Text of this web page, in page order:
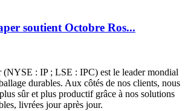
soutient Octobre Ros...
(NYSE : IP ; LSE : IPC) est le leader mondial
durables. Aux côtés de nos clients, nous
sûr et plus productif grâce à nos solutions
livrées jour après jour.